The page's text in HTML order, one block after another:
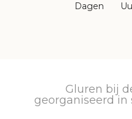
Dagen
Gluren bij
georganiseerd